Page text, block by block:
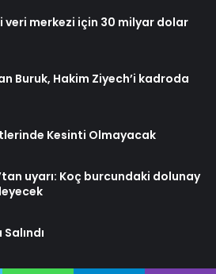
veri merkezi için 30 milyar dolar
Buruk, Hakim Ziyech’i kadroda
Kesinti Olmayacak
uyarı: Koç burcundaki dolunay